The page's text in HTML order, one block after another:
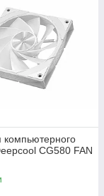
компьютерного
CG580 FAN